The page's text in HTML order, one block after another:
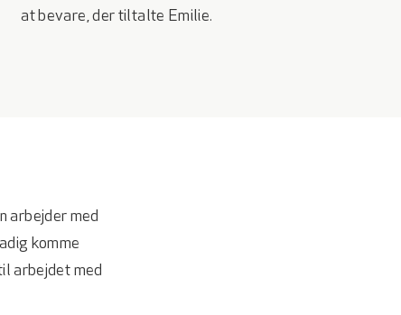
at bevare, der tiltalte Emilie.
arbejder med
komme
arbejdet med